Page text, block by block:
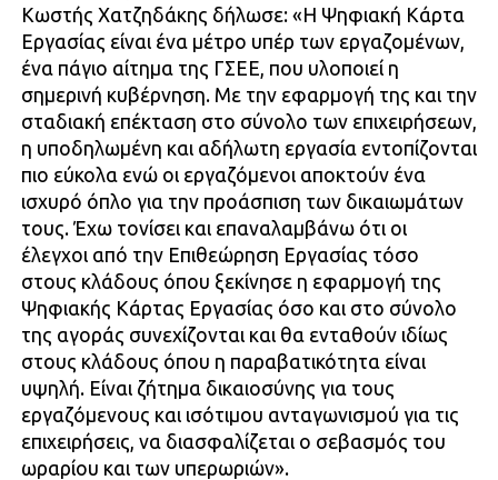
Κωστής Χατζηδάκης δήλωσε: «Η Ψηφιακή Κάρτα
Εργασίας είναι ένα μέτρο υπέρ των εργαζομένων,
ένα πάγιο αίτημα της ΓΣΕΕ, που υλοποιεί η
σημερινή κυβέρνηση. Με την εφαρμογή της και την
σταδιακή επέκταση στο σύνολο των επιχειρήσεων,
η υποδηλωμένη και αδήλωτη εργασία εντοπίζονται
πιο εύκολα ενώ οι εργαζόμενοι αποκτούν ένα
ισχυρό όπλο για την προάσπιση των δικαιωμάτων
τους. Έχω τονίσει και επαναλαμβάνω ότι οι
έλεγχοι από την Επιθεώρηση Εργασίας τόσο
στους κλάδους όπου ξεκίνησε η εφαρμογή της
Ψηφιακής Κάρτας Εργασίας όσο και στο σύνολο
της αγοράς συνεχίζονται και θα ενταθούν ιδίως
στους κλάδους όπου η παραβατικότητα είναι
υψηλή. Είναι ζήτημα δικαιοσύνης για τους
εργαζόμενους και ισότιμου ανταγωνισμού για τις
επιχειρήσεις, να διασφαλίζεται ο σεβασμός του
ωραρίου και των υπερωριών».